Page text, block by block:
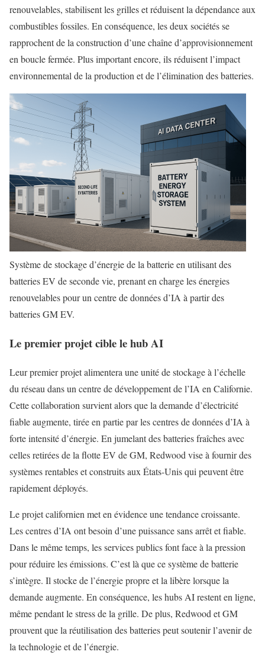
renouvelables, stabilisent les grilles et réduisent la dépendance aux
combustibles fossiles. En conséquence, les deux sociétés se
rapprochent de la construction d’une chaîne d’approvisionnement
en boucle fermée. Plus important encore, ils réduisent l’impact
environnemental de la production et de l’élimination des batteries.
Système de stockage d’énergie de la batterie en utilisant des
batteries EV de seconde vie, prenant en charge les énergies
renouvelables pour un centre de données d’IA à partir des
batteries GM EV.
Le premier projet cible le hub AI
Leur premier projet alimentera une unité de stockage à l’échelle
du réseau dans un centre de développement de l’IA en Californie.
Cette collaboration survient alors que la demande d’électricité
fiable augmente, tirée en partie par les centres de données d’IA à
forte intensité d’énergie. En jumelant des batteries fraîches avec
celles retirées de la flotte EV de GM, Redwood vise à fournir des
systèmes rentables et construits aux États-Unis qui peuvent être
rapidement déployés.
Le projet californien met en évidence une tendance croissante.
Les centres d’IA ont besoin d’une puissance sans arrêt et fiable.
Dans le même temps, les services publics font face à la pression
pour réduire les émissions. C’est là que ce système de batterie
s’intègre. Il stocke de l’énergie propre et la libère lorsque la
demande augmente. En conséquence, les hubs AI restent en ligne,
même pendant le stress de la grille. De plus, Redwood et GM
prouvent que la réutilisation des batteries peut soutenir l’avenir de
la technologie et de l’énergie.